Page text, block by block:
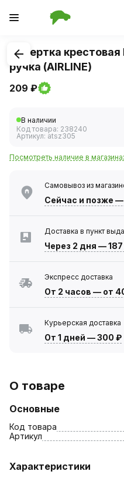
1/2
Отвертка
ручка (AIRLINE)
209 ₽
В наличии
Код товара: 238240
Артикул: atsz305
Посмотреть наличие в
Самовывоз из
Сейчас и позже
Доставка в пункт
Через 2 дня —
Экспресс доставка
От 2 часов — от
Курьерская доставка
От 1 дней —300 ₽
О товаре
Основные
Код товара
Артикул
Характеристики